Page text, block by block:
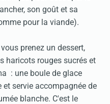
son goût et sa
pour la viande).
prenez un dessert,
haricots rouges sucrés et
: une boule de glace
servie accompagnée de
blanche. C'est le